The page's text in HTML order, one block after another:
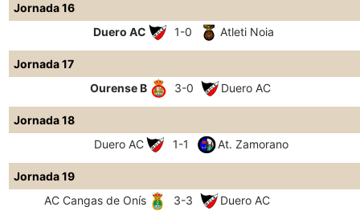
Jornada 16
Duero AC
1-0 Atleti Noia
Jornada 17
Ourense B
3-0 Duero AC
Jornada 18
Duero AC
1-1 At. Zamorano
Jornada 19
AC Cangas de Onís
3-3 Duero AC